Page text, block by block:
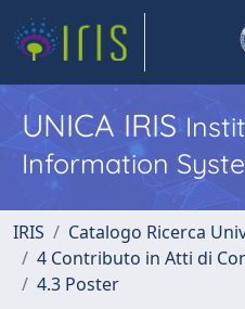
UNICA IRIS
Information
IRIS
Catalogo Ricerca
4 Contributo in Atti di
4.3 Poster